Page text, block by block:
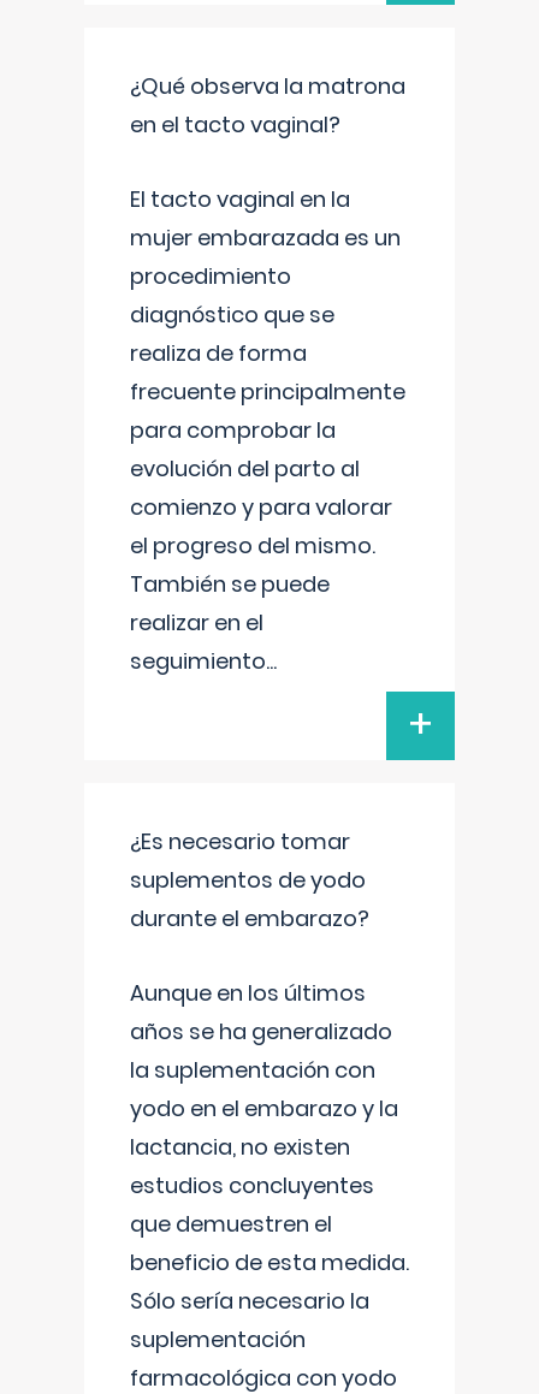
¿Qué observa la matrona
en el tacto vaginal?
El tacto vaginal en la
mujer embarazada es un
procedimiento
diagnóstico que se
realiza de forma
frecuente principalmente
para comprobar la
evolución del parto al
comienzo y para valorar
el progreso del mismo.
También se puede
realizar en el
seguimiento...
+
¿Es necesario tomar
suplementos de yodo
durante el embarazo?
Aunque en los últimos
años se ha generalizado
la suplementación con
yodo en el embarazo y la
lactancia, no existen
estudios concluyentes
que demuestren el
beneficio de esta medida.
Sólo sería necesario la
suplementación
farmacológica con yodo